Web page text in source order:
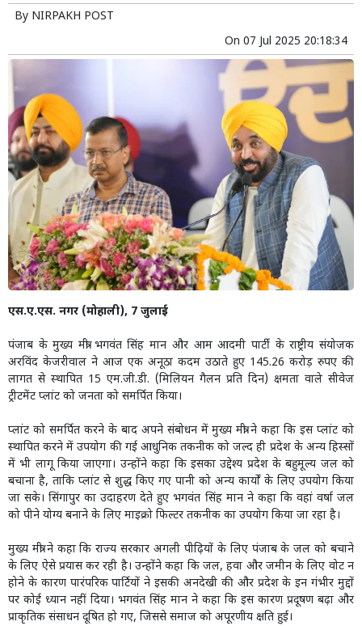
By NIRPAKH POST
On 07 Jul 2025 20:18:34
एस.ए.एस. नगर (मोहाली), 7 जुलाई
पंजाब के मुख्य मंत्री भगवंत सिंह मान और आम आदमी पार्टी के राष्ट्रीय संयोजक
अरविंद केजरीवाल ने आज एक अनूठा कदम उठाते हुए 145.26 करोड़ रुपए की
लागत से स्थापित 15 एम.जी.डी. (मिलियन गैलन प्रति दिन) क्षमता वाले सीवेज
ट्रीटमेंट प्लांट को जनता को समर्पित किया।
प्लांट को समर्पित करने के बाद अपने संबोधन में मुख्य मंत्री ने कहा कि इस प्लांट को
स्थापित करने में उपयोग की गई आधुनिक तकनीक को जल्द ही प्रदेश के अन्य हिस्सों
में भी लागू किया जाएगा। उन्होंने कहा कि इसका उद्देश्य प्रदेश के बहुमूल्य जल को
बचाना है, ताकि प्लांट से शुद्ध किए गए पानी को अन्य कार्यों के लिए उपयोग किया
जा सके। सिंगापुर का उदाहरण देते हुए भगवंत सिंह मान ने कहा कि वहां वर्षा जल
को पीने योग्य बनाने के लिए माइक्रो फिल्टर तकनीक का उपयोग किया जा रहा है।
मुख्य मंत्री ने कहा कि राज्य सरकार अगली पीढ़ियों के लिए पंजाब के जल को बचाने
के लिए ऐसे प्रयास कर रही है। उन्होंने कहा कि जल, हवा और जमीन के लिए वोट न
होने के कारण पारंपरिक पार्टियों ने इसकी अनदेखी की और प्रदेश के इन गंभीर मुद्दों
पर कोई ध्यान नहीं दिया। भगवंत सिंह मान ने कहा कि इस कारण प्रदूषण बढ़ा और
प्राकृतिक संसाधन दूषित हो गए, जिससे समाज को अपूरणीय क्षति हुई।